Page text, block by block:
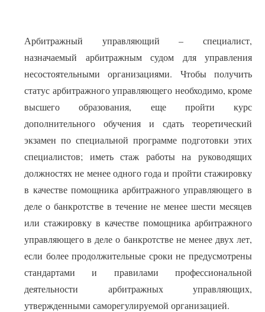
Арбитражный управляющий – специалист,
назначаемый арбитражным судом для управления
несостоятельными организациями. Чтобы получить
статус арбитражного управляющего необходимо, кроме
высшего образования, еще пройти курс
дополнительного обучения и сдать теоретический
экзамен по специальной программе подготовки этих
специалистов; иметь стаж работы на руководящих
должностях не менее одного года и пройти стажировку
в качестве помощника арбитражного управляющего в
деле о банкротстве в течение не менее шести месяцев
или стажировку в качестве помощника арбитражного
управляющего в деле о банкротстве не менее двух лет,
если более продолжительные сроки не предусмотрены
стандартами и правилами профессиональной
деятельности арбитражных управляющих,
утвержденными саморегулируемой организацией.